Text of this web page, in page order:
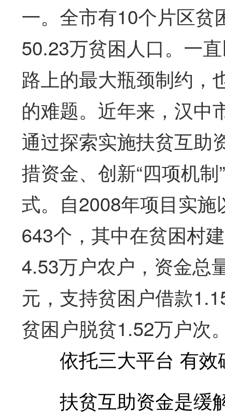
一。全市有10个片区贫
50.23万贫困人口。一
路上的最大瓶颈制约，
的难题。近年来，汉中
通过探索实施扶贫互助
措资金、创新“四项机
式。自2008年项目实
643个，其中在贫困村
4.53万户农户，资金总
元，支持贫困户借款
贫困户脱贫1.52万户次
依托三大平台 有效
扶贫互助资金是缓